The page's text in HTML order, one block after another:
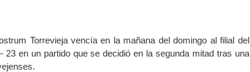
Torrevieja vencía en la mañana del domingo al filial del
23 en un partido que se decidió en la segunda mitad tras una